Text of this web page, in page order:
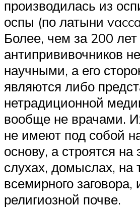
производилась из
оспы (по латыни
Более, чем за 200
антипрививочников
научными, а его
являются либо
нетрадиционной
вообще не врачами.
не имеют под собой
основу, а строятся на
слухах, домыслах, на
всемирного заговора,
религиозной почве.